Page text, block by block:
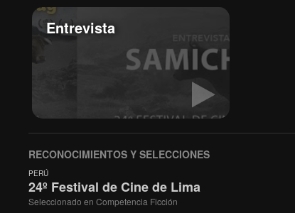
Entrevista
RECONOCIMIENTOS Y SELECCIONES
PERÚ
24º Festival de Cine de Lima
Seleccionado en Competencia Ficción